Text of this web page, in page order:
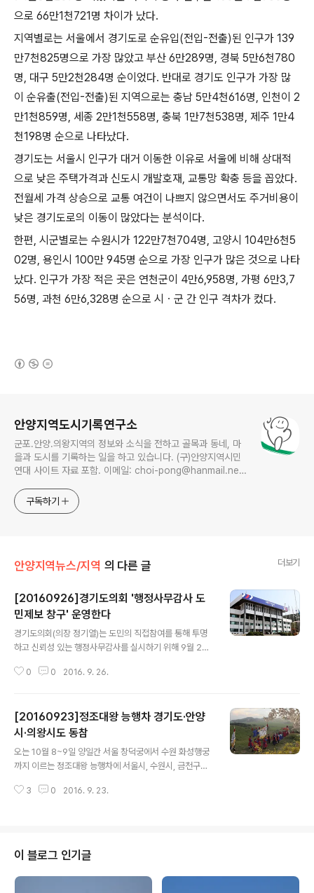
으로 66만1천721명 차이가 났다.
지역별로는 서울에서 경기도로 순유입(전입-전출)된 인구가 139
만7천825명으로 가장 많았고 부산 6만289명, 경북 5만6천780
명, 대구 5만2천284명 순이었다. 반대로 경기도 인구가 가장 많
이 순유출(전입-전출)된 지역으로는 충남 5만4천616명, 인천이 2
만1천859명, 세종 2만1천558명, 충북 1만7천538명, 제주 1만4
천198명 순으로 나타났다.
경기도는 서울시 인구가 대거 이동한 이유로 서울에 비해 상대적
으로 낮은 주택가격과 신도시 개발호재, 교통망 확충 등을 꼽았다.
전월세 가격 상승으로 교통 여건이 나쁘지 않으면서도 주거비용이
낮은 경기도로의 이동이 많았다는 분석이다.
한편, 시군별로는 수원시가 122만7천704명, 고양시 104만6천5
02명, 용인시 100만 945명 순으로 가장 인구가 많은 것으로 나타
났다. 인구가 가장 적은 곳은 연천군이 4만6,958명, 가평 6만3,7
56명, 과천 6만6,328명 순으로 시ㆍ군 간 인구 격차가 컸다.
안양지역도시기록연구소
군포.안양.의왕지역의 정보와 소식을 전하고 골목과 동네, 마
을과 도시를 기록하는 일을 하고 있습니다. (구)안양지역시민
연대 사이트 자료 포함. 이메일: choi-pong@hanmail.net
구독하기
안양지역뉴스/지역 의 다른 글 더보기
[20160926]경기도의회 '행정사무감사 도
민제보 창구' 운영한다
경기도의회(의장 정기열)는 도민의 직접참여를 통해 투명
하고 신뢰성 있는 행정사무감사를 실시하기 위해 9월 26
로는 도정 및 교육행정 전반에 관한 사항으로 행정의 위법․
제보된 내용은 행정사무감사 시 반영하거나 참고자료로 활
용될 예정이다. 다만, 개인의 사생활을 침해할 우려가 있는
사항, 계속 중인 재판 또는 수사 중인 사건과 관련된 사항,
익명으로 제보하는 경우 등은 제보대상에서 제외된다. 제
보방법은 경기도의회 홈페이지(http://www.ggc.go.kr)
팝업창에서 「도민제보 바로가기」를 이용하거나, 방문 및 우
0 0 2016. 9. 26.
[20160923]정조대왕 능행차 경기도·안양
시·의왕시도 동참
오는 10월 8~9일 양일간 서울 창덕궁에서 수원 화성행궁
까지 이르는 정조대왕 능행차에 서울시, 수원시, 금천구에
왕의 꿈과 이상이 담긴 화성으로의 여정이 221년만에 서
김성제 의왕시장, 이진호 안양부시장, 이희준 경기도문화
체육관광국장 및 관계자 등 40여명이 참석한 가운데 경기
도, 안양시, 의왕시와 업무협약을 체결하고 정조대왕 능행
3 0 2016. 9. 23.
이 블로그 인기글